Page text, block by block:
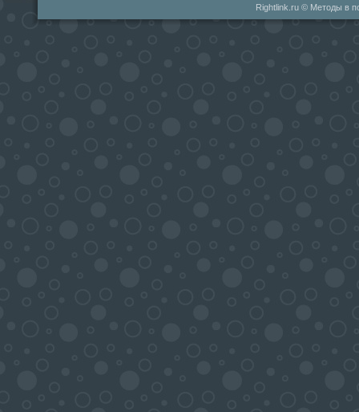
Rightlink.ru © Методы в